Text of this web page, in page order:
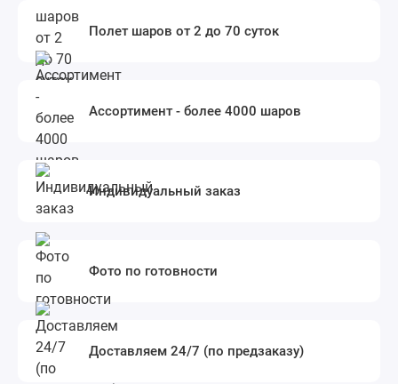
Полет шаров от 2 до 70 суток
Ассортимент - более 4000 шаров
Индивидуальный заказ
Фото по готовности
Доставляем 24/7 (по предзаказу)